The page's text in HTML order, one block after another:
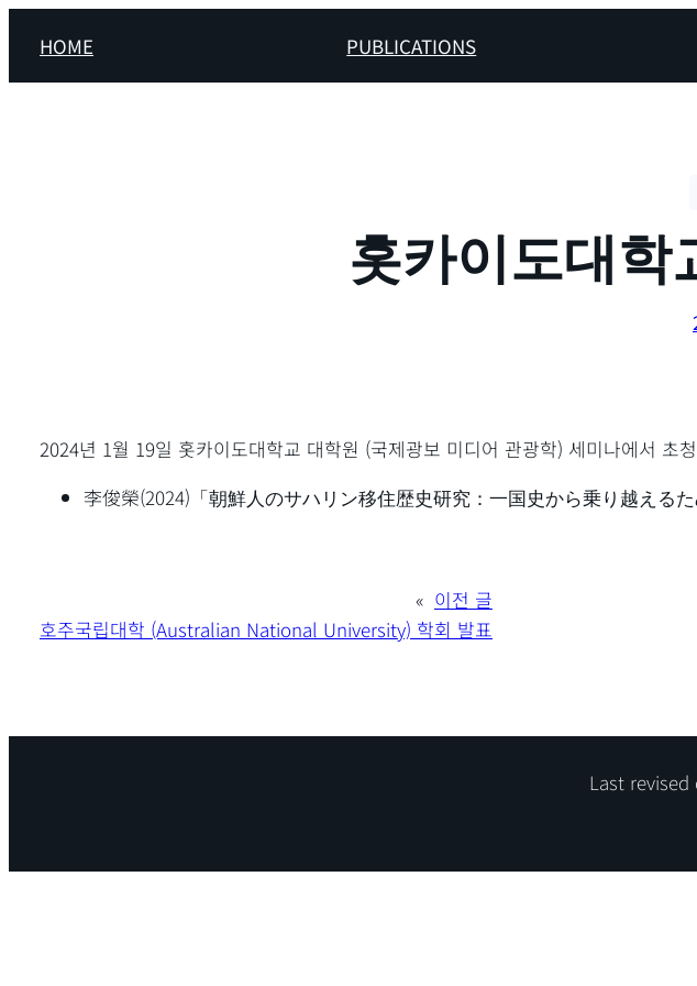
츠
HOME PUBLICATIONS
홋카이도대학
2024년 1월 19일 홋카이도대학교 대학원 (국제광보 미디어 관광학) 세미나에서 초
李俊榮(2024) 「朝鮮人のサハリン移住歴史研究：一国史から乗り越える
« 이전 글
호주국립대학 (Australian National University) 학회 발표
Last revised